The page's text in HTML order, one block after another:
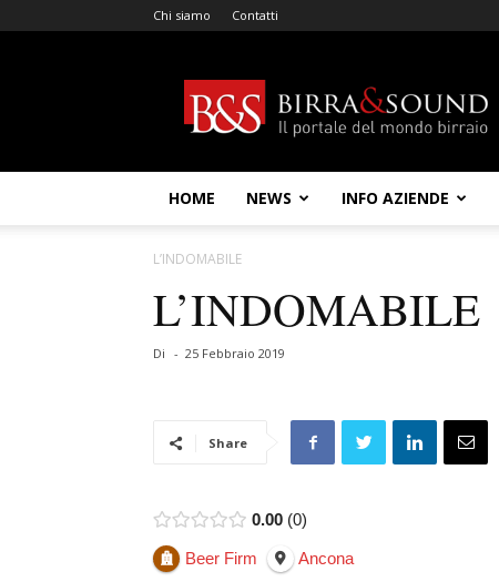
Chi siamo Contatti
&
Sound
HOME NEWS INFO AZIENDE
L’INDOMABILE
L’INDOMABILE
Di - 25 Febbraio 2019
Share
0.00 0
Beer Firm Ancona